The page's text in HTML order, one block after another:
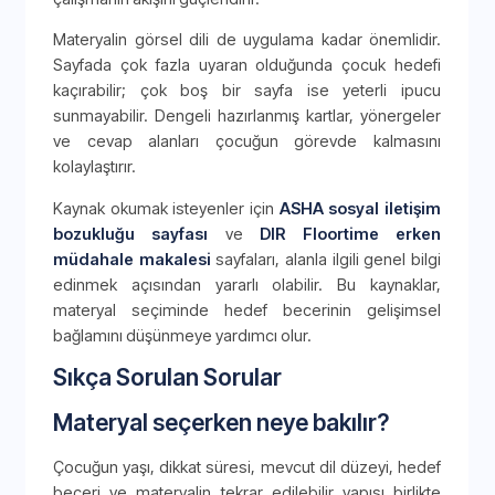
Materyalin görsel dili de uygulama kadar önemlidir.
Sayfada çok fazla uyaran olduğunda çocuk hedefi
kaçırabilir; çok boş bir sayfa ise yeterli ipucu
sunmayabilir. Dengeli hazırlanmış kartlar, yönergeler
ve cevap alanları çocuğun görevde kalmasını
kolaylaştırır.
Kaynak okumak isteyenler için ASHA sosyal iletişim
bozukluğu sayfası ve DIR Floortime erken
müdahale makalesi sayfaları, alanla ilgili genel bilgi
edinmek açısından yararlı olabilir. Bu kaynaklar,
materyal seçiminde hedef becerinin gelişimsel
bağlamını düşünmeye yardımcı olur.
Sıkça Sorulan Sorular
Materyal seçerken neye bakılır?
Çocuğun yaşı, dikkat süresi, mevcut dil düzeyi, hedef